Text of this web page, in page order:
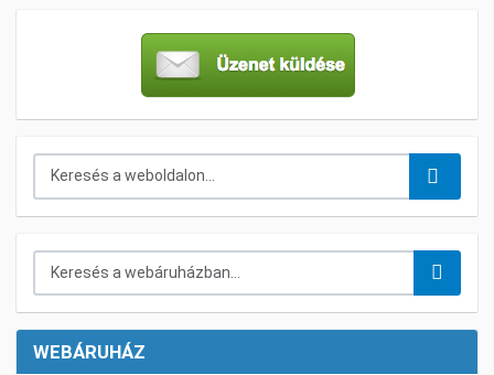
Keresés a webáruházban...
WEBÁRUHÁZ